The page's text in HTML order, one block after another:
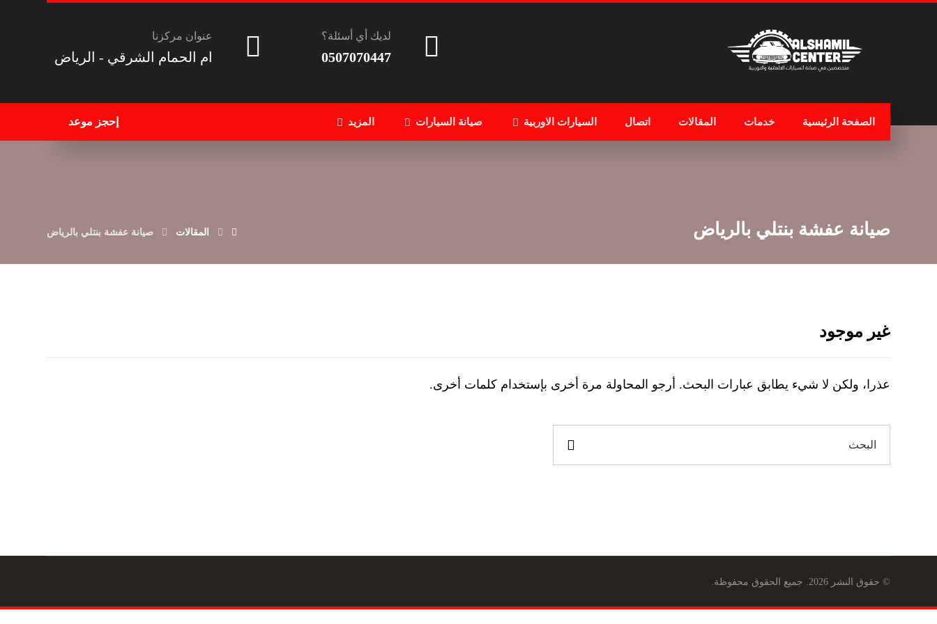
عنوان مركزنا
ام الحمام الشرقي - الرياض
لديك أي أسئلة؟
0507070447
الصفحة الرئيسية خدمات المقالات اتصال السيارات الاوربية صيانة السيارات المزيد إحجز موعد
صيانة عفشة بنتلي بالرياض المقالات صيانة عفشة بنتلي بالرياض
غير موجود
عذرا، ولكن لا شيء يطابق عبارات البحث. أرجو المحاولة مرة أخرى بإستخدام كلمات أخرى.
© حقوق النشر 2026. جميع الحقوق محفوظة.